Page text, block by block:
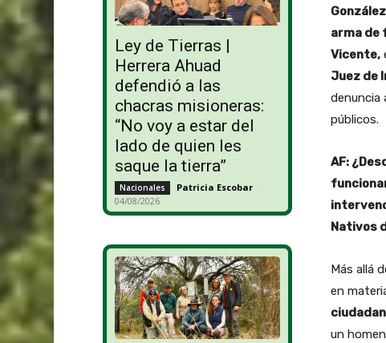
Ley de Tierras |
Herrera Ahuad
defendió a las
chacras misioneras:
“No voy a estar del
lado de quien les
saque la tierra”
Nacionales Patricia Escobar -
04/08/2026
arma de
Vicente,
Juez de
denuncia
públicos.
AF:
Nativos
Más allá
en
un